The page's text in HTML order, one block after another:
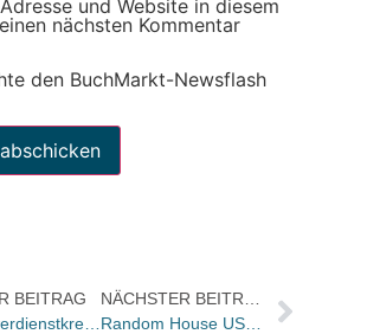
und Website in diesem
nächsten Kommentar
den BuchMarkt-Newsflash
BEITRAG
Bundesverdienstkreuz 1. Klasse für Dieter Beuermann